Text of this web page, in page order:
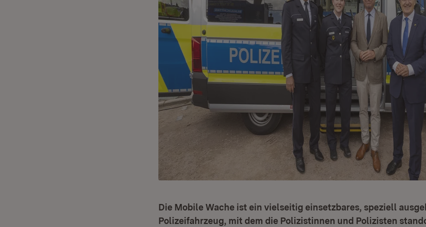
Die Mobile Wache ist ein vielseitig einsetzbares, speziell
Polizeifahrzeug, mit dem die Polizistinnen und Polizisten